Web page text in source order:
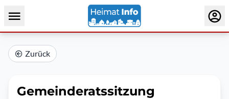
Zurück
Gemeinderatssitzung